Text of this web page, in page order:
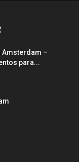
Amsterdam –
para...